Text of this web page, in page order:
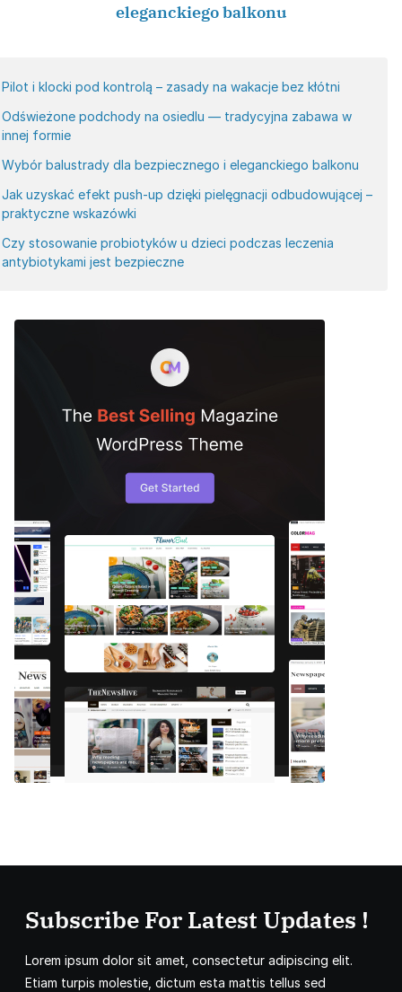
eleganckiego balkonu
Pilot i klocki pod kontrolą – zasady na wakacje bez kłótni
Odświeżone podchody na osiedlu — tradycyjna zabawa w
innej formie
Wybór balustrady dla bezpiecznego i eleganckiego balkonu
Jak uzyskać efekt push-up dzięki pielęgnacji odbudowującej –
praktyczne wskazówki
Czy stosowanie probiotyków u dzieci podczas leczenia
antybiotykami jest bezpieczne
Subscribe For Latest Updates !
Lorem ipsum dolor sit amet, consectetur adipiscing elit.
Etiam turpis molestie, dictum esta mattis tellus sed